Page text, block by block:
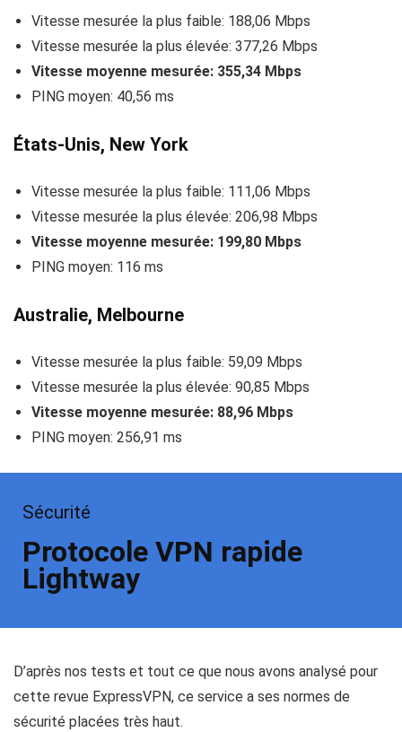
Vitesse mesurée la plus faible: 188,06 Mbps
Vitesse mesurée la plus élevée: 377,26 Mbps
Vitesse moyenne mesurée: 355,34 Mbps
PING moyen: 40,56 ms
États-Unis, New York
Vitesse mesurée la plus faible: 111,06 Mbps
Vitesse mesurée la plus élevée: 206,98 Mbps
Vitesse moyenne mesurée: 199,80 Mbps
PING moyen: 116 ms
Australie, Melbourne
Vitesse mesurée la plus faible: 59,09 Mbps
Vitesse mesurée la plus élevée: 90,85 Mbps
Vitesse moyenne mesurée: 88,96 Mbps
PING moyen: 256,91 ms
Sécurité
Protocole VPN rapide
Lightway
D’après nos tests et tout ce que nous avons analysé pour
cette revue ExpressVPN, ce service a ses normes de
sécurité placées très haut.